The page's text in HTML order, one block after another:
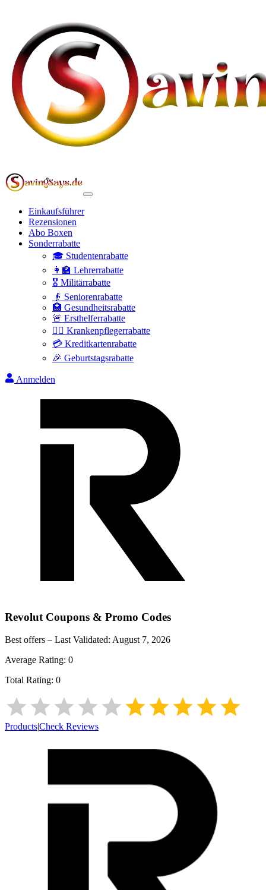
Einkaufsführer
Rezensionen
Abo Boxen
Sonderrabatte
🎓 Studentenrabatte
👩‍🏫 Lehrerrabatte
🎖️ Militärrabatte
👴 Seniorenrabatte
🏥 Gesundheitsrabatte
🚨 Ersthelferrabatte
👩‍⚕️ Krankenpflegerrabatte
💳 Kreditkartenrabatte
🎉 Geburtstagsrabatte
Anmelden
Revolut Coupons & Promo Codes
Best offers – Last Validated: August 7, 2026
Average Rating: 0
Total Rating: 0
Products|Check Reviews